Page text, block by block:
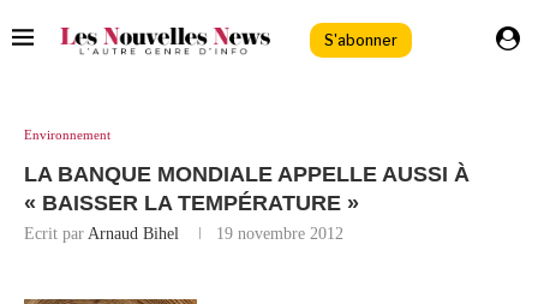
S'abonner
Environnement
LA BANQUE MONDIALE APPELLE AUSSI À
« BAISSER LA TEMPÉRATURE »
Ecrit par Arnaud Bihel 19 novembre 2012